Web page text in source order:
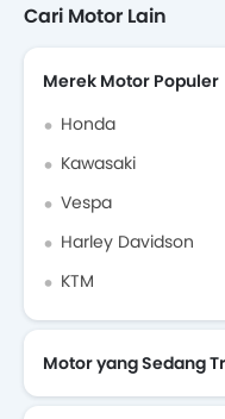
Cari Motor Lain
Merek Motor Populer
Honda
Kawasaki
Vespa
Harley Davidson
KTM
Motor yang Sedang